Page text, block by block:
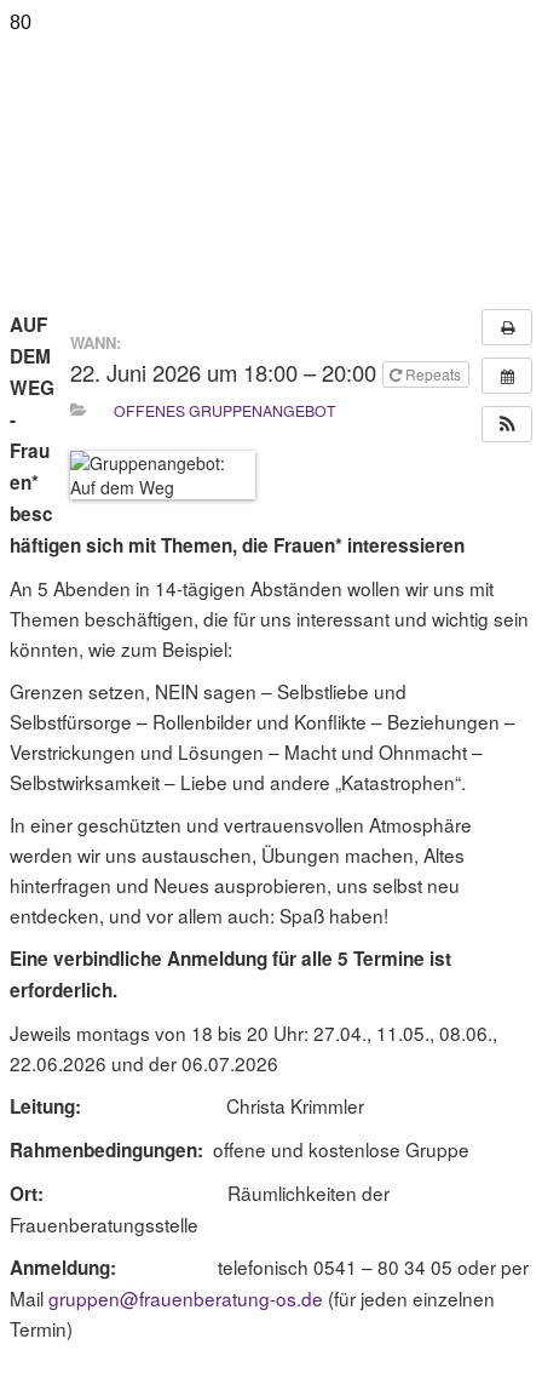
WANN:
22. Juni 2026 um 18:00 – 20:00
Repeats
OFFENES GRUPPENANGEBOT
AUF
DEM
WEG
-
Frau
en*
besc
häftigen sich mit Themen, die Frauen* interessieren
An 5 Abenden in 14-tägigen Abständen wollen wir uns mit
Themen beschäftigen, die für uns interessant und wichtig sein
könnten, wie zum Beispiel:
Grenzen setzen, NEIN sagen – Selbstliebe und
Selbstfürsorge – Rollenbilder und Konflikte – Beziehungen –
Verstrickungen und Lösungen – Macht und Ohnmacht –
Selbstwirksamkeit – Liebe und andere „Katastrophen“.
In einer geschützten und vertrauensvollen Atmosphäre
werden wir uns austauschen, Übungen machen, Altes
hinterfragen und Neues ausprobieren, uns selbst neu
entdecken, und vor allem auch: Spaß haben!
Eine verbindliche Anmeldung für alle 5 Termine ist
erforderlich.
Jeweils montags von 18 bis 20 Uhr: 27.04., 11.05., 08.06.,
22.06.2026 und der 06.07.2026
Leitung:
Christa Krimmler
Rahmenbedingungen: offene und kostenlose Gruppe
Ort:
Räumlichkeiten der
Frauenberatungsstelle
Anmeldung:
telefonisch 0541 – 80 34 05 oder per
Mailgruppen@frauenberatung-os.de (für jeden einzelnen
Termin)